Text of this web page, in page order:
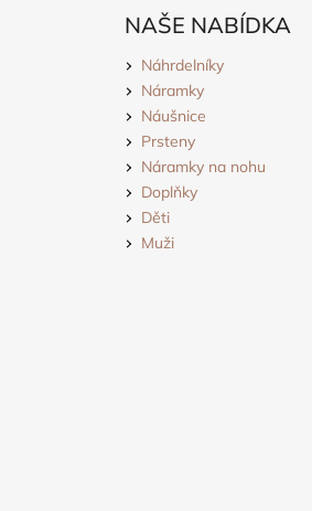
NAŠE NABÍDKA
Náhrdelníky
Náramky
Náušnice
Prsteny
Náramky na nohu
Doplňky
Děti
Muži